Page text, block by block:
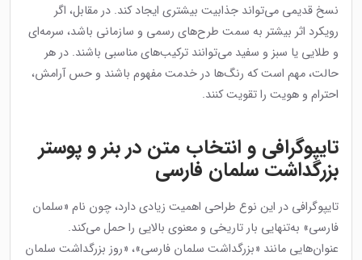
نسخ قدیمی می‌تواند جذابیت بیشتری ایجاد کند. در مقابل، اگر
رویکرد اثر بیشتر به سمت طرح‌های رسمی و سازمانی باشد، سرمه‌ای
و طلایی یا سبز و سفید می‌توانند ترکیب‌های مناسبی باشند. در هر
حالت، مهم است که رنگ‌ها در خدمت مفهوم باشند و حس آرامش،
احترام و هویت را تقویت کنند.
تایپوگرافی و انتخاب متن در بنر و پوستر
بزرگداشت سلمان فارسی
تایپوگرافی در این نوع طراحی اهمیت زیادی دارد، چون نام «سلمان
فارسی» به‌تنهایی بار تاریخی و معنوی بالایی را حمل می‌کند.
عنوان‌هایی مانند «بزرگداشت سلمان فارسی»، «روز بزرگداشت سلمان